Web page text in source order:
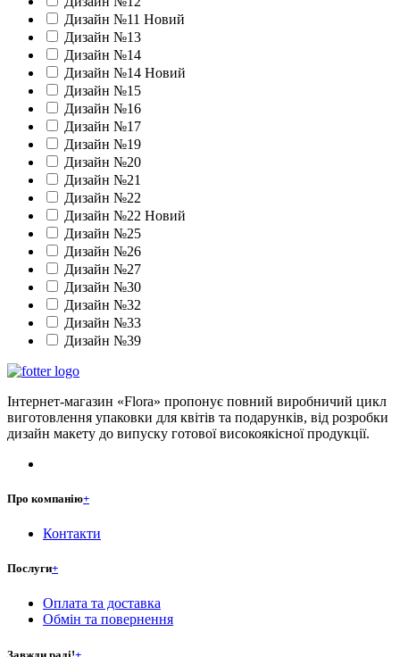
Дизайн №11 Новий
Дизайн №13
Дизайн №14
Дизайн №14 Новий
Дизайн №15
Дизайн №16
Дизайн №17
Дизайн №19
Дизайн №20
Дизайн №21
Дизайн №22
Дизайн №22 Новий
Дизайн №25
Дизайн №26
Дизайн №27
Дизайн №30
Дизайн №32
Дизайн №33
Дизайн №39
Інтернет-магазин «Flora» пропонує повний виробничий цикл
виготовлення упаковки для квітів та подарунків, від розробки
дизайн макету до випуску готової високоякісної продукції.
Про компанію+
Контакти
Послуги+
Оплата та доставка
Обмін та повернення